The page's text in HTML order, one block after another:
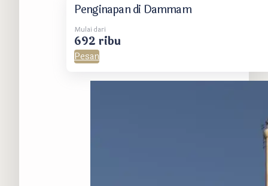
Penginapan di Dammam
Mulai dari
692 ribu
Pesan